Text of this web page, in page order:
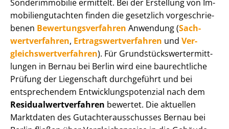
Sonderimmobilie ermittelt. Bei der Erstellung von Im­
mo­bi­li­en­gut­ach­ten finden die gesetzlich vor­ge­schrie­
be­nen Be­wer­tungs­ver­fah­ren Anwendung (Sach­
wert­ver­fah­ren, Er­trags­wert­ver­fah­ren und Ver­
gleichs­wert­ver­fah­ren). Für Grund­stücks­wert­ermitt­
lun­gen in Bernau bei Berlin wird eine baurechtliche
Prüfung der Liegenschaft durchgeführt und bei
entsprechendem Ent­wick­lungs­po­ten­zi­al nach dem
Re­si­du­al­wert­ver­fah­ren bewertet. Die aktuellen
Marktdaten des Gut­ach­ter­aus­schus­ses Bernau bei